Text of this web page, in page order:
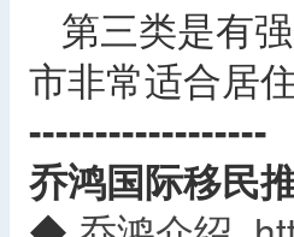
第三类是有
市非常适合居
------------------
乔鸿国际移民